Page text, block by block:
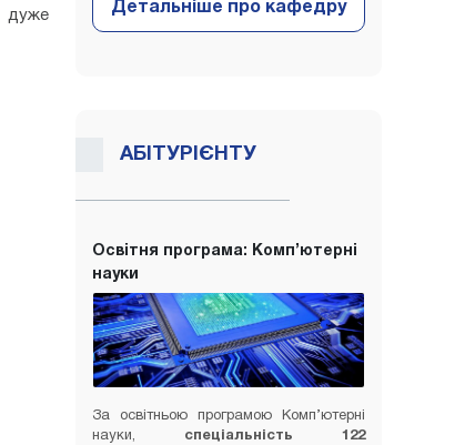
дуже
АБІТУРІЄНТУ
Освітня програма: Комп’ютерні
науки
За освітньою програмою Комп’ютерні
науки, спеціальність 122